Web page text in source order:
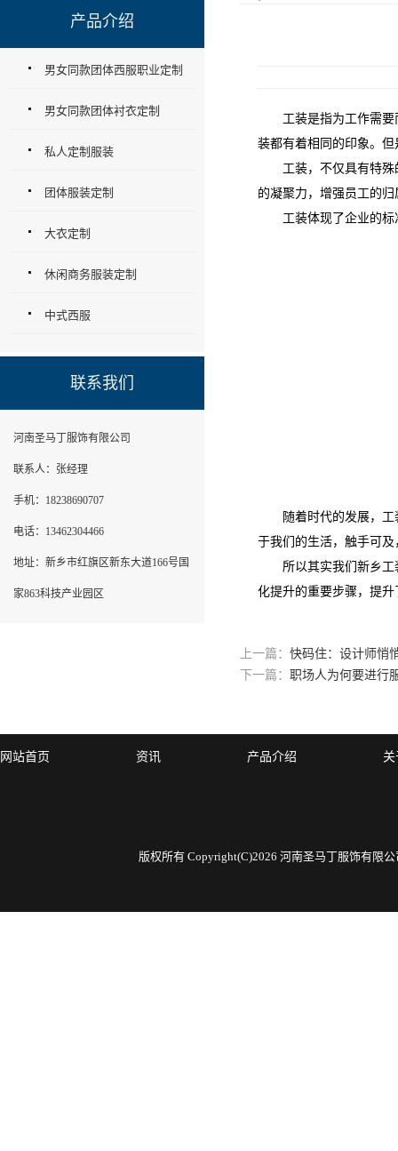
工装是指为工作需要而
装都有着相同的印象。
工装，不仅具有特殊的
的凝聚力，增强员工的
工装体现了企业的标
随着时代的发展，工装
于我们的生活，触手可
所以其实我们新乡工装
化提升的重要步骤，提
上一篇： 快码住：设计师悄
下一篇： 职场人为何要进行
产品介绍
男女同款团体西服职业定制
男女同款团体衬衣定制
私人定制服装
团体服装定制
大衣定制
休闲商务服装定制
中式西服
联系我们
河南圣马丁服饰有限公司
联系人：张经理
手机：18238690707
电话：13462304466
地址：新乡市红旗区新东大道166号国
家863科技产业园区
网站首页 资讯 产品介绍
版权所有 Copyright(C)2026 河南圣马丁服饰有限